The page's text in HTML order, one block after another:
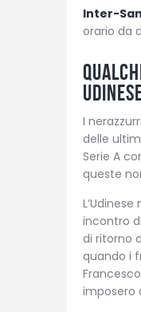
Inter-
orario da
I
delle
Serie A
queste
incontro
di ritorno
quando i
imposero